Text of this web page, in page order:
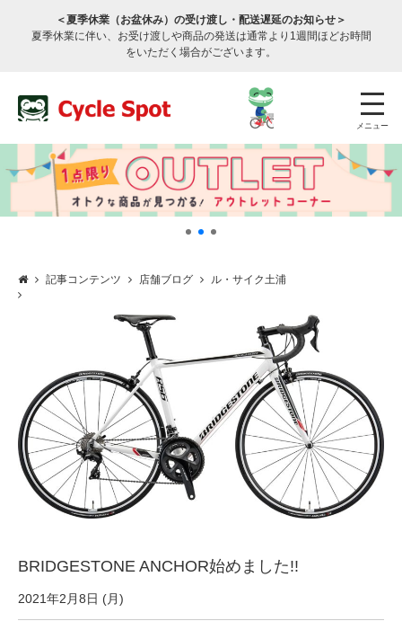
＜夏季休業（お盆休み）の受け渡し・配送遅延のお知らせ＞
夏季休業に伴い、お受け渡しや商品の発送は通常より1週間ほどお時間
をいただく場合がございます。
メニュー
サービス全般
修理・メンテナンス工賃
記事コンテンツ 店舗ブログ ル・サイク土浦
BRIDGESTONE ANCHOR始めました!!
2021年2月8日 (月)